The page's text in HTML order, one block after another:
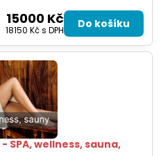
15000 Kč
18150 Kčs DPH Do košíku
SPA, wellness, sauna,